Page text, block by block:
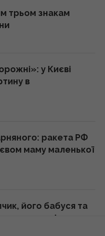
сторона терки:
під загрозою:
просить
спеки: яким
пожежі та
трьом знакам
у Києві
в
ракета РФ
маму маленької
його бабуся та
деталі атаки